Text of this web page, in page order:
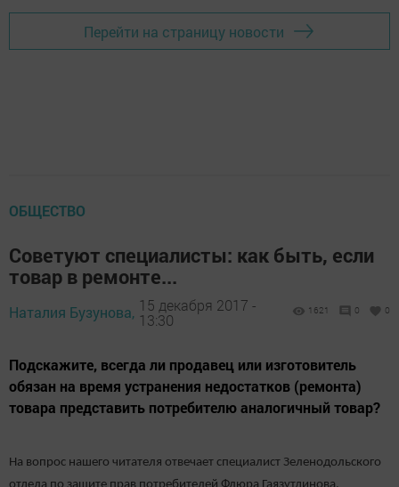
Перейти на страницу новости
ОБЩЕСТВО
Советуют специалисты: как быть, если
товар в ремонте...
Наталия Бузунова, 15 декабря 2017 -
13:30
1621 0 0
Подскажите, всегда ли продавец или изготовитель
обязан на время устранения недостатков (ремонта)
товара представить потребителю аналогичный товар?
На вопрос нашего читателя отвечает специалист Зеленодольского